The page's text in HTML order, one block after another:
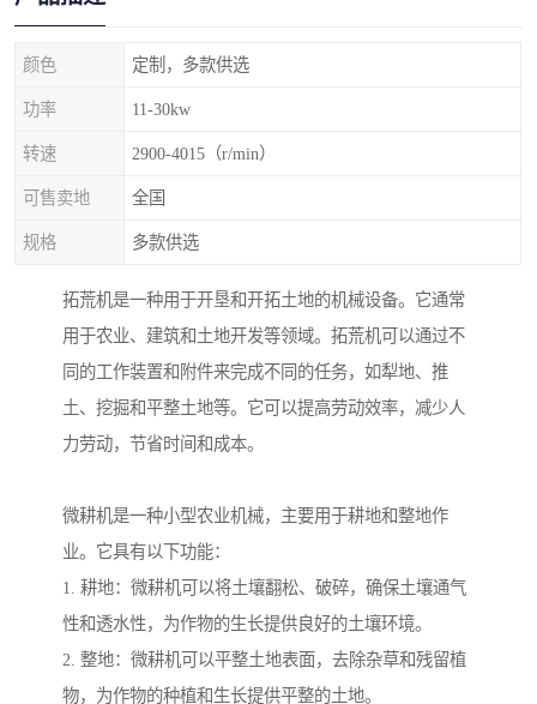
颜色 定制，多款供选
功率 11-30kw
转速 2900-4015（r/min）
可售卖地 全国
规格 多款供选
拓荒机是一种用于开垦和开拓土地的机械设备。它通常
用于农业、建筑和土地开发等领域。拓荒机可以通过不
同的工作装置和附件来完成不同的任务，如犁地、推
土、挖掘和平整土地等。它可以提高劳动效率，减少人
力劳动，节省时间和成本。
微耕机是一种小型农业机械，主要用于耕地和整地作
业。它具有以下功能：
1. 耕地：微耕机可以将土壤翻松、破碎，确保土壤通气
性和透水性，为作物的生长提供良好的土壤环境。
2. 整地：微耕机可以平整土地表面，去除杂草和残留植
物，为作物的种植和生长提供平整的土地。